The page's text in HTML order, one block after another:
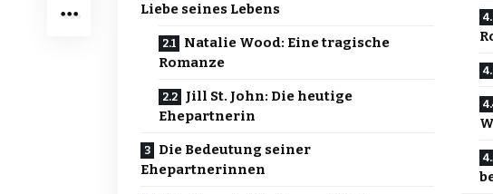
Liebe seines Lebens
Natalie Wood: Eine tragische
Romanze
Jill St. John: Die heutige
Ehepartnerin
Die Bedeutung seiner
Ehepartnerinnen